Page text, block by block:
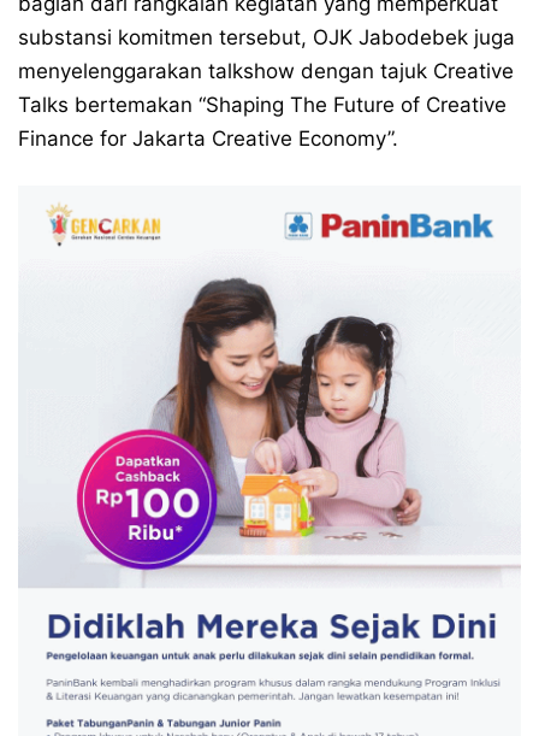
substansi komitmen tersebut, OJK Jabodebek juga
menyelenggarakan talkshow dengan tajuk Creative
Talks bertemakan “Shaping The Future of Creative
Finance for Jakarta Creative Economy”.